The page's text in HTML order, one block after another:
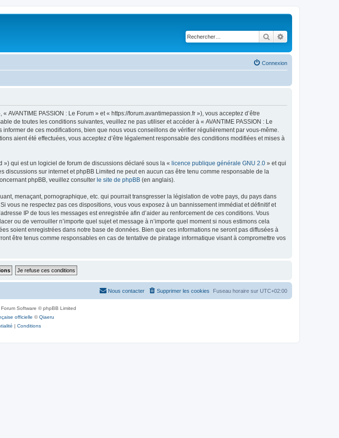
Rechercher
Connexion
PASSION : Le Forum » et « https://forum.avantimepassion.fr »), vous acceptez d’être
de toutes les conditions suivantes, veuillez ne pas utiliser et accéder à « AVANTIME PASSION : Le
de ces modifications, bien que nous vous conseillons de vérifier régulièrement par vous-même.
aient été effectuées, vous acceptez d’être légalement responsable des conditions modifiées et mises à
qui est un logiciel de forum de discussions déclaré sous la « licence publique générale GNU 2.0 » et qui
discussions sur internet et phpBB Limited ne peut en aucun cas être tenu comme responsable de la
phpBB, veuillez consulter le site de phpBB (en anglais).
menaçant, pornographique, etc. qui pourrait transgresser la législation de votre pays, du pays dans
vous ne respectez pas ces dispositions, vous vous exposez à un bannissement immédiat et définitif et
IP de tous les messages est enregistrée afin d’aider au renforcement de ces conditions. Vous
ou de verrouiller n’importe quel sujet et message à n’importe quel moment si nous estimons cela
soient enregistrées dans notre base de données. Bien que ces informations ne seront pas diffusées à
être tenus comme responsables en cas de tentative de piratage informatique visant à compromettre vos
Fuseau horaire sur UTC+02:00
Supprimer les cookies
Nous contacter
Software © phpBB Limited
officielle ©Qiaeru
| Conditions